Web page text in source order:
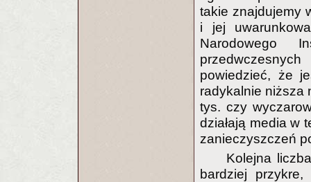
takie znajdujemy
i jej
Narodowego
powiedzieć, że
radykalnie niższa
tys. czy
działają media w
zanieczyszczeń
Kolejna
bardziej